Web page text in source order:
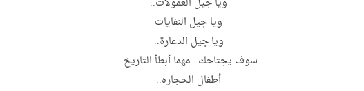
ويا جيل النفايات
ويا جيل الدعارة..
سوف يجتاحك –مهما أبطأ التاريخ-
أطفال الحجاره..